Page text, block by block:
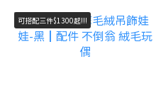
可搭配三件$1300起!!!